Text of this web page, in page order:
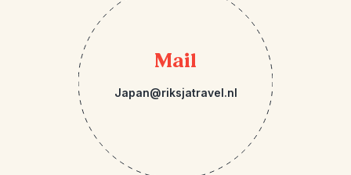
Mail
Japan@riksjatravel.nl